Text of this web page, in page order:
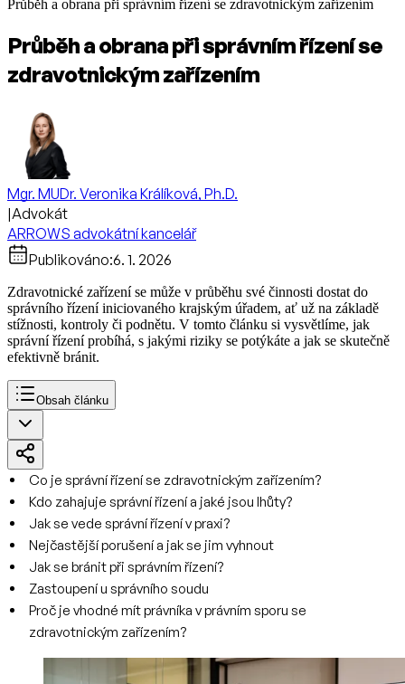
Průběh a obrana při správním řízení se zdravotnickým zařízením
Průběh a obrana při správním řízení se
zdravotnickým zařízením
Mgr. MUDr. Veronika Králíková, Ph.D.
|Advokát
ARROWS advokátní kancelář
Publikováno:6. 1. 2026
Zdravotnické zařízení se může v průběhu své činnosti dostat do
správního řízení iniciovaného krajským úřadem, ať už na základě
stížnosti, kontroly či podnětu. V tomto článku si vysvětlíme, jak
správní řízení probíhá, s jakými riziky se potýkáte a jak se skutečně
efektivně bránit.
Obsah článku
Co je správní řízení se zdravotnickým zařízením?
Kdo zahajuje správní řízení a jaké jsou lhůty?
Jak se vede správní řízení v praxi?
Nejčastější porušení a jak se jim vyhnout
Jak se bránit při správním řízení?
Zastoupení u správního soudu
Proč je vhodné mít právníka v právním sporu se
zdravotnickým zařízením?